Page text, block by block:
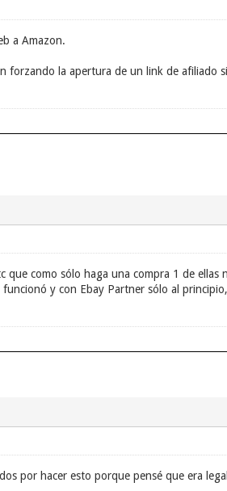
a Amazon.
forzando la apertura de un link de afiliado
que como sólo haga una compra 1 de ellas
y con Ebay Partner sólo al
por hacer esto porque pensé que era legal